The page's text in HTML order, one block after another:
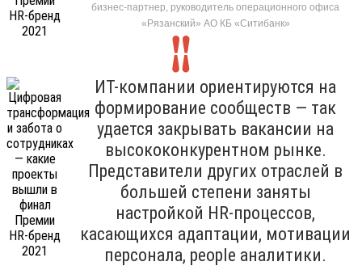
бизнес-партнер, руководитель операционного офиса
«Рязанский» АО КБ «Ситибанк»
ИТ-компании ориентируются на
формирование сообществ — так
удается закрывать вакансии на
высококонкурентном рынке.
Представители других отраслей в
большей степени заняты
настройкой HR-процессов,
касающихся адаптации, мотивации
персонала, people аналитики.